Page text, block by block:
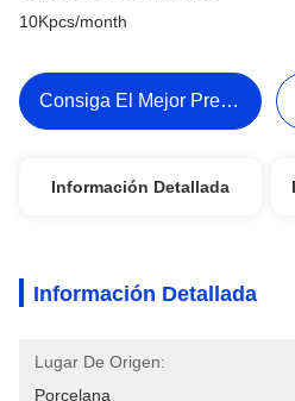
10Kpcs/month
Consiga El Mejor Precio
Información Detallada
Información Detallada
Lugar De Origen:
Porcelana